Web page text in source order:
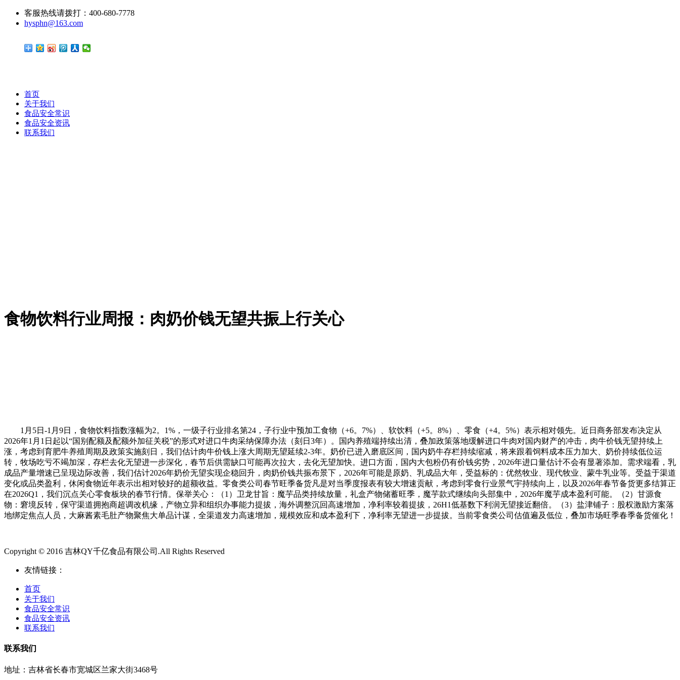
客服热线请拨打：400-680-7778
hysphn@163.com
首页
关于我们
食品安全常识
食品安全资讯
联系我们
食物饮料行业周报：肉奶价钱无望共振上行关心
1月5日-1月9日，食物饮料指数涨幅为2。1%，一级子行业排名第24，子行业中预加工食物（+6。7%）、软饮料（+5。8%）、零食（+4。5%）表示相对领先。近日商务部发布决定从
2026年1月1日起以“国别配额及配额外加征关税”的形式对进口牛肉采纳保障办法（刻日3年）。国内养殖端持续出清，叠加政策落地缓解进口牛肉对国内财产的冲击，肉牛价钱无望持续上
涨，考虑到育肥牛养殖周期及政策实施刻日，我们估计肉牛价钱上涨大周期无望延续2-3年。奶价已进入磨底区间，国内奶牛存栏持续缩减，将来跟着饲料成本压力加大、奶价持续低位运
转，牧场吃亏不竭加深，存栏去化无望进一步深化，春节后供需缺口可能再次拉大，去化无望加快。进口方面，国内大包粉仍有价钱劣势，2026年进口量估计不会有显著添加。需求端看，乳
成品产量增速已呈现边际改善，我们估计2026年奶价无望实现企稳回升，肉奶价钱共振布景下，2026年可能是原奶、乳成品大年，受益标的：优然牧业、现代牧业、蒙牛乳业等。受益于渠道
变化或品类盈利，休闲食物近年表示出相对较好的超额收益。零食类公司春节旺季备货凡是对当季度报表有较大增速贡献，考虑到零食行业景气宇持续向上，以及2026年春节备货更多结算正
在2026Q1，我们沉点关心零食板块的春节行情。保举关心：（1）卫龙甘旨：魔芋品类持续放量，礼盒产物储蓄旺季，魔芋款式继续向头部集中，2026年魔芋成本盈利可能。（2）甘源食
物：窘境反转，保守渠道拥抱商超调改机缘，产物立异和组织办事能力提拔，海外调整沉回高速增加，净利率较着提拔，26H1低基数下利润无望接近翻倍。（3）盐津铺子：股权激励方案落
地绑定焦点人员，大麻酱素毛肚产物聚焦大单品计谋，全渠道发力高速增加，规模效应和成本盈利下，净利率无望进一步提拔。当前零食类公司估值遍及低位，叠加市场旺季春季备货催化！
Copyright © 2016 吉林QY千亿食品有限公司.All Rights Reserved
友情链接：
首页
关于我们
食品安全常识
食品安全资讯
联系我们
联系我们
地址：吉林省长春市宽城区兰家大街3468号